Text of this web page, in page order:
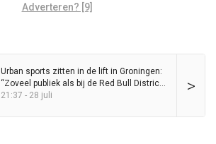
Adverteren? [9]
>
Urban sports zitten in de lift in Groningen:
“Zoveel publiek als bij de Red Bull District
Ride heb ik nog nooit op de Grote Markt
21:37 - 28 juli